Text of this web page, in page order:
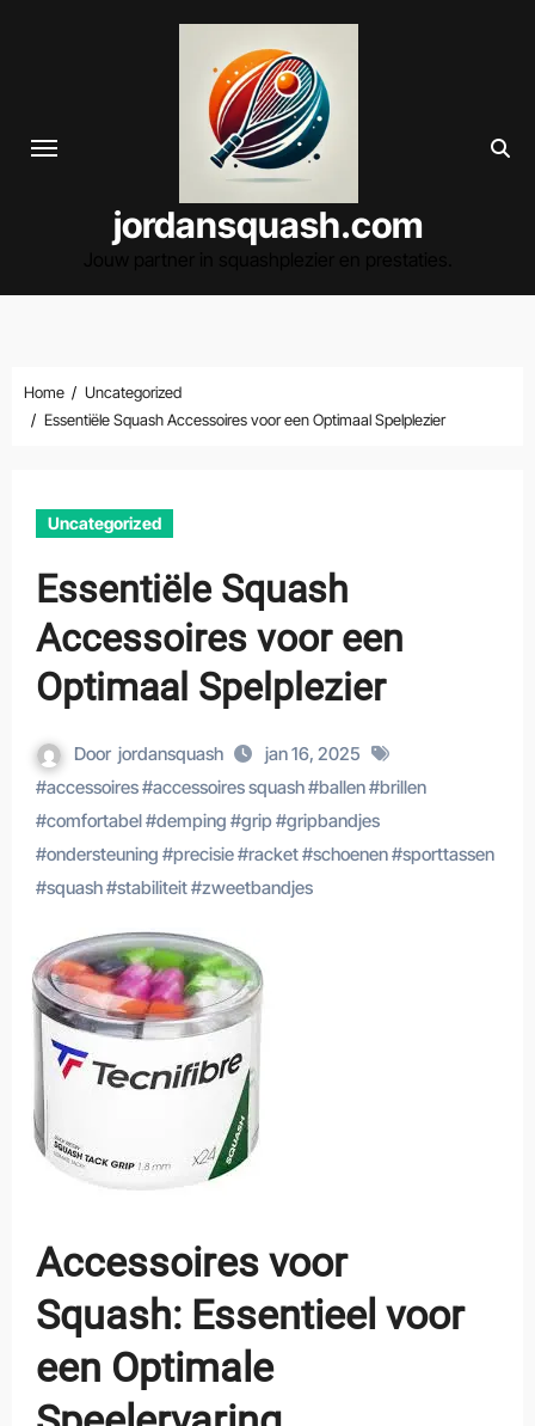
jordansquash.com
Home
Uncategorized
Essentiële Squash Accessoires voor een Optimaal Spelplezier
Uncategorized
Essentiële Squash
Accessoires voor een
Optimaal Spelplezier
Door jordansquash
jan 16, 2025
#accessoires#accessoires squash#ballen#brillen
#comfortabel#demping #grip#gripbandjes
#ondersteuning #precisie#racket#schoenen#sporttassen
#squash#stabiliteit#zweetbandjes
Accessoires voor
Squash: Essentieel voor
een Optimale